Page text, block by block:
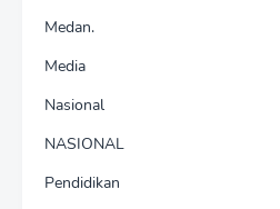
Medan.
Media
Nasional
NASIONAL
Pendidikan